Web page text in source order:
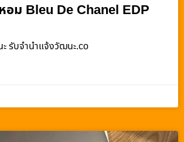
อม Bleu De Chanel EDP
รับจํานําแจ้งวัฒนะ.co